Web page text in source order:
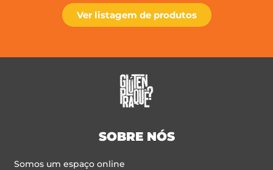
Ver listagem de produtos
SOBRE NÓS
Somos um espaço online